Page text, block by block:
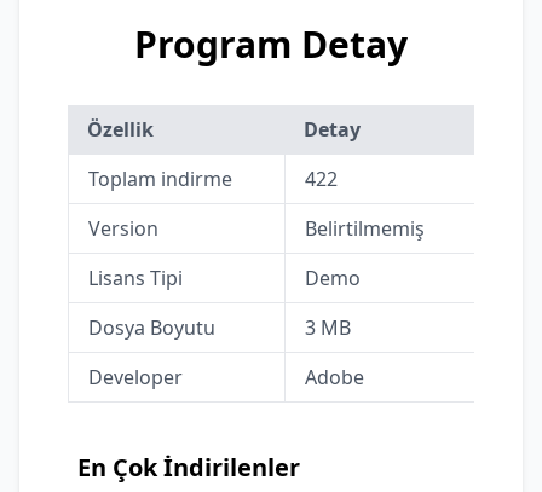
Program Detay
Özellik
Detay
Toplam indirme
422
Version
Belirtilmemiş
Lisans Tipi
Demo
Dosya Boyutu
3 MB
Developer
Adobe
En Çok İndirilenler